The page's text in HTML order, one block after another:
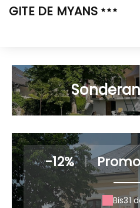
GITE DE MYANS
-12% |
Bis31